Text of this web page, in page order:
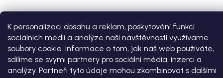
K personalizaci obsahu a reklam, poskytování funkcí
sociálních médií a analýze naší návštěvnosti využíváme
soubory cookie. Informace o tom, jak náš web používáte,
sdílíme se svými partnery pro sociální média, inzerci a
analýzy. Partneři tyto údaje mohou zkombinovat s dalšími